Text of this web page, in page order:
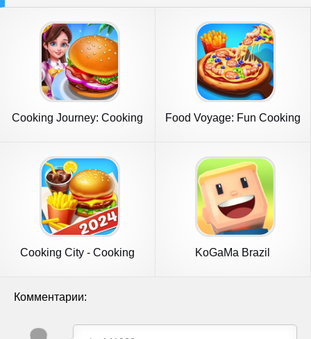
Cooking Journey: Cooking
Food Voyage: Fun Cooking
Cooking City - Cooking
KoGaMa Brazil
Комментарии: